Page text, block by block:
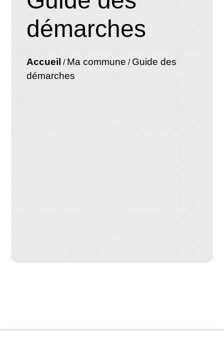
démarches
Accueil / Ma commune / Guide des
démarches